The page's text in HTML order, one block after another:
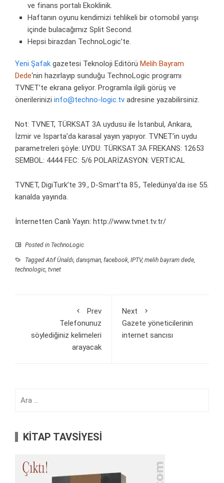
ve finans portalı Ekoklinik.
Haftanın oyunu kendimizi tehlikeli bir otomobil yarışı
içinde bulacağımız Split Second.
Hepsi birazdan TechnoLogic’te.
Yeni Şafak gazetesi Teknoloji Editörü Melih Bayram
Dede‘nin hazırlayıp sunduğu TechnoLogic programı
TVNET’te ekrana geliyor. Programla ilgili görüş ve
önerilerinizi info@techno-logic.tv adresine yazabilirsiniz.
Not: TVNET, TÜRKSAT 3A uydusu ile İstanbul, Ankara,
İzmir ve Isparta’da karasal yayın yapıyor. TVNET’in uydu
parametreleri şöyle: UYDU: TÜRKSAT 3A FREKANS: 12653
SEMBOL: 4444 FEC: 5/6 POLARİZASYON: VERTICAL
TVNET, DigiTurk’te 39., D-Smart’ta 85., Teledünya’da ise 55.
kanalda yayında.
İnternetten Canlı Yayın: http://www.tvnet.tv.tr/
Posted in TechnoLogic
Tagged Atıf Ünaldı danışman facebook IPTV, melih bayram dede
technologic tvnet
Prev
Telefonunuz
söylediğiniz kelimeleri
arayacak
Next
Gazete yöneticilerinin
internet sancısı
KİTAP TAVSİYESİ